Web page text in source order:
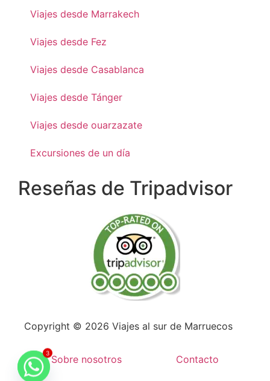
Viajes desde Marrakech
Viajes desde Fez
Viajes desde Casablanca
Viajes desde Tánger
Viajes desde ouarzazate
Excursiones de un día
Reseñas de Tripadvisor
Copyright © 2026 Viajes al sur de Marruecos
Sobre nosotros Contacto